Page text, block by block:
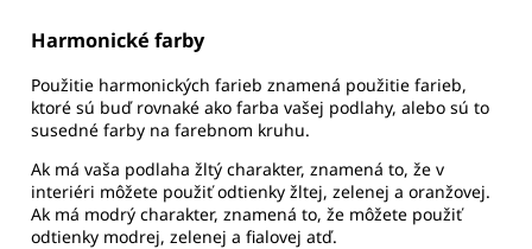
Harmonické farby
Použitie harmonických farieb znamená použitie farieb,
ktoré sú buď rovnaké ako farba vašej podlahy, alebo sú to
susedné farby na farebnom kruhu.
Ak má vaša podlaha žltý charakter, znamená to, že v
interiéri môžete použiť odtienky žltej, zelenej a oranžovej.
Ak má modrý charakter, znamená to, že môžete použiť
odtienky modrej, zelenej a fialovej atď.